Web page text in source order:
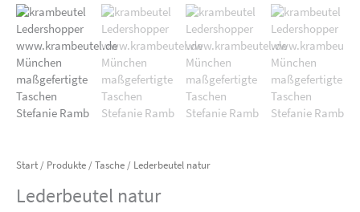
Start / Produkte /Tasche / Lederbeutel natur
Lederbeutel natur